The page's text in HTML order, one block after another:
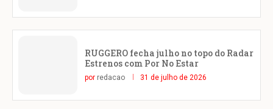
RUGGERO fecha julho no topo do Radar
Estrenos com Por No Estar
por redacao 31 de julho de 2026